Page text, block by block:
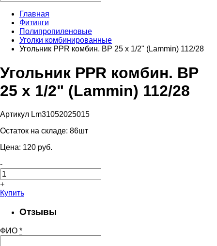
Главная
Фитинги
Полипропиленовые
Уголки комбинированные
Угольник PPR комбин. ВР 25 х 1/2" (Lammin) 112/28
Угольник PPR комбин. ВР
25 х 1/2" (Lammin) 112/28
Артикул Lm31052025015
Остаток на складе: 86шт
Цена: 120 pуб.
-
+
Купить
Отзывы
ФИО *